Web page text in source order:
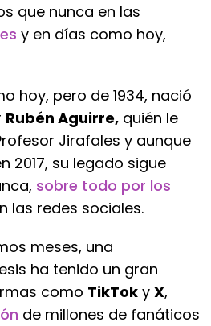
que nunca en las
y en días como hoy,
hoy, pero de 1934, nació
Rubén Aguirre, quién le
Jirafales y aunque
2017, su legado sigue
sobre todo por los
las redes sociales.
meses, una
ha tenido un gran
como TikTok y X,
de millones de fanáticos